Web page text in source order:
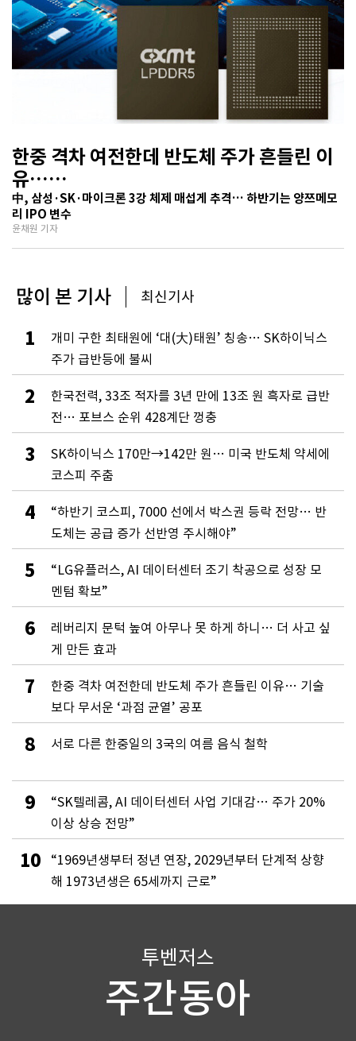
한중 격차 여전한데 반도체 주가 흔들린 이
유…
기술보다 무서운 ‘과점 균열’ 공포
中, 삼성·SK·마이크론 3강 체제 매섭게 추격… 하반기는 양쯔메모
리 IPO 변수
윤채원 기자
많이 본 기사 최신기사
1
개미 구한 최태원에 ‘대(大)태원’ 칭송… SK하이닉스
주가 급반등에 불씨
2
한국전력, 33조 적자를 3년 만에 13조 원 흑자로 급반
전… 포브스 순위 428계단 껑충
3
SK하이닉스 170만→142만 원… 미국 반도체 약세에
코스피 주춤
4
“하반기 코스피, 7000 선에서 박스권 등락 전망… 반
도체는 공급 증가 선반영 주시해야”
5
“LG유플러스, AI 데이터센터 조기 착공으로 성장 모
멘텀 확보”
6
레버리지 문턱 높여 아무나 못 하게 하니… 더 사고 싶
게 만든 효과
7
한중 격차 여전한데 반도체 주가 흔들린 이유… 기술
보다 무서운 ‘과점 균열’ 공포
8 서로 다른 한중일의 3국의 여름 음식 철학
9
“SK텔레콤, AI 데이터센터 사업 기대감… 주가 20%
이상 상승 전망”
10
“1969년생부터 정년 연장, 2029년부터 단계적 상향
해 1973년생은 65세까지 근로”
투벤저스
주간동아